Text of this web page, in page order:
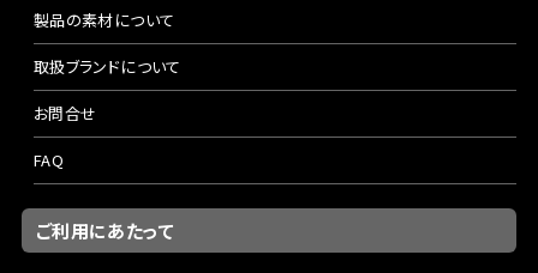
製品の素材について
取扱ブランドについて
お問合せ
FAQ
ご利用にあたって